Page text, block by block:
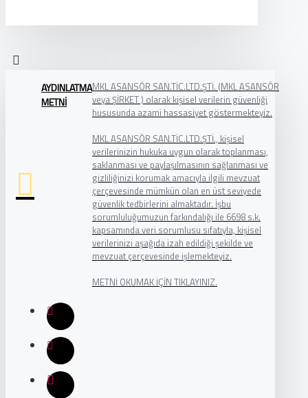
AYDINLATMA
METNİ
MKL ASANSÖR SAN.TİC.LTD.ŞTİ. (MKL ASANSÖR
veya ŞİRKET ) olarak kişisel verilerin güvenliği
hususunda azami hassasiyet göstermekteyiz.
MKL ASANSÖR SAN.TİC.LTD.ŞTİ., kişisel
verilerinizin hukuka uygun olarak toplanması,
saklanması ve paylaşılmasının sağlanması ve
gizliliğinizi korumak amacıyla ilgili mevzuat
çerçevesinde mümkün olan en üst seviyede
güvenlik tedbirlerini almaktadır. İşbu
sorumluluğumuzun farkındalığı ile 6698 s.k.
kapsamında veri sorumlusu sıfatıyla, kişisel
verilerinizi aşağıda izah edildiği şekilde ve
mevzuat çerçevesinde işlemekteyiz.
METNİ OKUMAK İÇİN TIKLAYINIZ.